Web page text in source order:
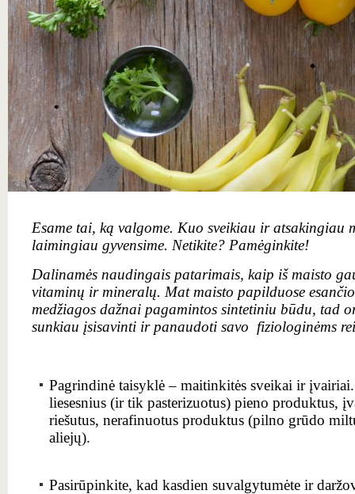
Esame tai, ką valgome. Kuo sveikiau ir atsakingiau
laimingiau gyvensime. Netikite? Pamėginkite!
Dalinamės naudingais patarimais, kaip iš maisto
vitaminų ir mineralų. Mat maisto papilduose
medžiagos dažnai pagamintos sintetiniu būdu, tad
sunkiau įsisavinti ir panaudoti savo fiziologinėms
Pagrindinė taisyklė – maitinkitės sveikai ir
liesesnius (ir tik pasterizuotus) pieno produktus,
riešutus, nerafinuotus produktus (pilno grūdo
aliejų).
Pasirūpinkite, kad kasdien suvalgytumėte ir